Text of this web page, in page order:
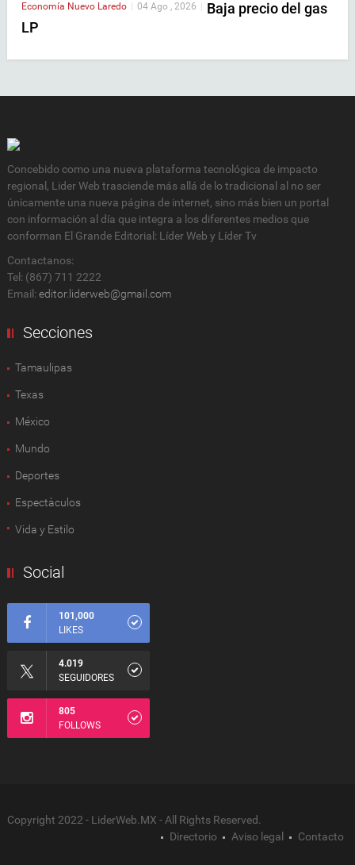
Economía Nuevo Laredo | 04 Ago , 2026 | Baja precio del gas
LP
Concebido como una nueva plataforma tecnológica de impacto
regional, Lider Web trasciende más allá de lo tradicional al no ser
únicamente una nueva página de internet, sino más bien un portal
con información al día que integra a los diferentes medios que
conforman El Grande Editorial: Líder Web y Líder Tv
Contactanos:
Tel: (867) 711 2222
Email: editor.liderweb@gmail.com
Secciones
Tamaulipas
Texas
México
Mundo
Deportes
Espectàculos
Vida y Estilo
Social
101,000
LIKES
4.019
SEGUIDORES
805
FOLLOWS
Copyright 2022 - LiderWeb.MX - All Rights Reserved.
Directorio
Aviso legal Contacto